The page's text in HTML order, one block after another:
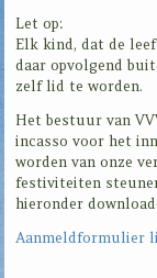
Let op:
Elk kind, dat de
daar opvolgend
zelf lid te worden.
Het bestuur van
incasso voor het
worden van onze
festiviteiten
hieronder
Aanmeldformulier